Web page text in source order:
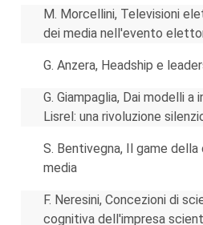
M. Morcellini, Televisioni
dei media nell'evento
G. Anzera, Headship e
G. Giampaglia, Dai modelli
Lisrel: una rivoluzione
S. Bentivegna, Il game
media
F. Neresini, Concezioni di
cognitiva dell'impresa